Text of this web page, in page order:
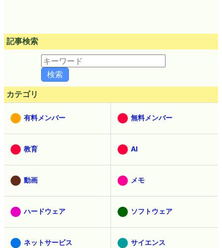
記事検索
カテゴリ
有料メンバー 無料メンバー
教育 AI
動画 メモ
ハードウェア ソフトウェア
ネットサービス サイエンス